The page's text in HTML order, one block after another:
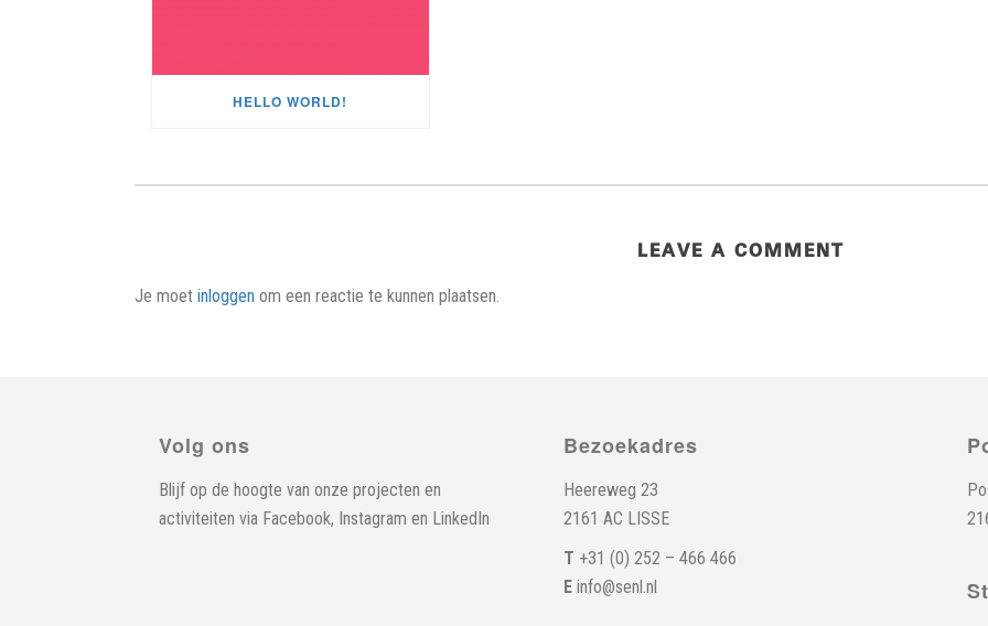
HELLO WORLD!
LEAVE A COMMENT
Je moet inloggen om een reactie te kunnen plaatsen.
Volg ons
Blijf op de hoogte van onze projecten en
activiteiten via Facebook, Instagram en LinkedIn
Bezoekadres
Heereweg 23
2161 AC LISSE
T +31 (0) 252 – 466 466
Einfo@senl.nl